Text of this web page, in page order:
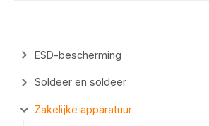
ESD-bescherming
Soldeer en soldeer
Zakelijke apparatuur